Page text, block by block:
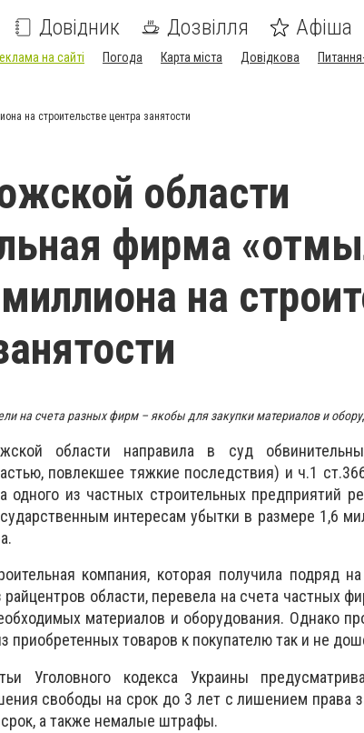
Довідник Дозвілля Афіша
на сайті Погода Карта міста Довідкова
на строительстве центра занятости
области
фирма
на
на счета разных фирм – якобы для закупки материалов и
области направила в суд
повлекшее тяжкие последствия) и ч.1
одного из частных строительных предприятий
интересам убытки в размере 1,6
компания, которая получила подряд
области, перевела на счета частных
материалов и оборудования. Однако
приобретенных товаров к покупателю так и не
Уголовного кодекса Украины
свободы на срок до 3 лет с лишением права
а также немалые штрафы.